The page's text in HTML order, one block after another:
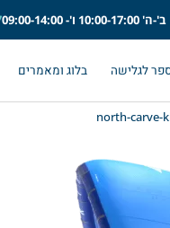
ב'-ה' 10:00-17:00 ו'- 09:00-14:00
לגלישה בלוג ומאמרים
north-carve-